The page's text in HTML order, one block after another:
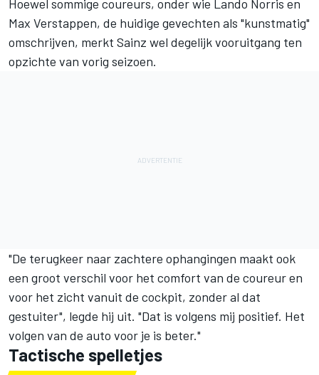
Hoewel sommige coureurs, onder wie Lando Norris en
Max Verstappen, de huidige gevechten als "kunstmatig"
omschrijven, merkt Sainz wel degelijk vooruitgang ten
opzichte van vorig seizoen.
"De terugkeer naar zachtere ophangingen maakt ook
een groot verschil voor het comfort van de coureur en
voor het zicht vanuit de cockpit, zonder al dat
gestuiter", legde hij uit. "Dat is volgens mij positief. Het
volgen van de auto voor je is beter."
Tactische spelletjes